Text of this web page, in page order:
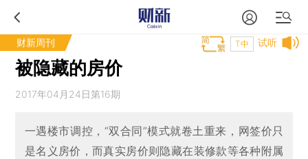
财新周刊 试听
T中
被隐藏的房价
2017年04月24日第16期
一遇楼市调控，“双合同”模式就卷土重来，网签价只
是名义房价，而真实房价则隐藏在装修款等各种附属